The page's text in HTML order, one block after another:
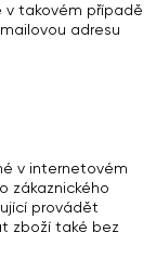
v takovém případě
adresu
v internetovém
zákaznického
provádět
zboží také bez